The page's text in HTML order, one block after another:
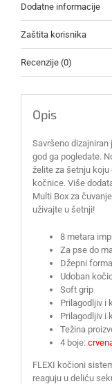
Dodatne informacije
Zaštita korisnika
Recenzije (0)
Opis
Savršeno
god ga pogledate.
želite za šetnju
kočnice. Više
Multi Box za
uživajte u šetnji!
8 metara
Za pse do
Džepni
Udoban
Soft grip
Prilagodljiv i
Prilagodljiv i
Težina
4 boje:
FLEXI kočioni
reaguju u deliću